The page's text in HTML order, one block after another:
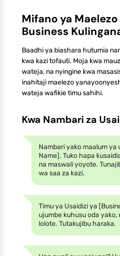
Mifano ya
Business
Baadhi ya biashara hutumia
kwa kazi tofauti. Moja kwa
wateja, na nyingine kwa
inahitaji maelezo
wateja wafikie timu sahihi.
Kwa Nambari za
Nambari yako maalum ya
Name]. Tuko hapa
na maswali yoyote.
wa saa za kazi.
Timu ya Usaidizi ya
ujumbe kuhusu oda
lolote. Tutakujibu haraka.